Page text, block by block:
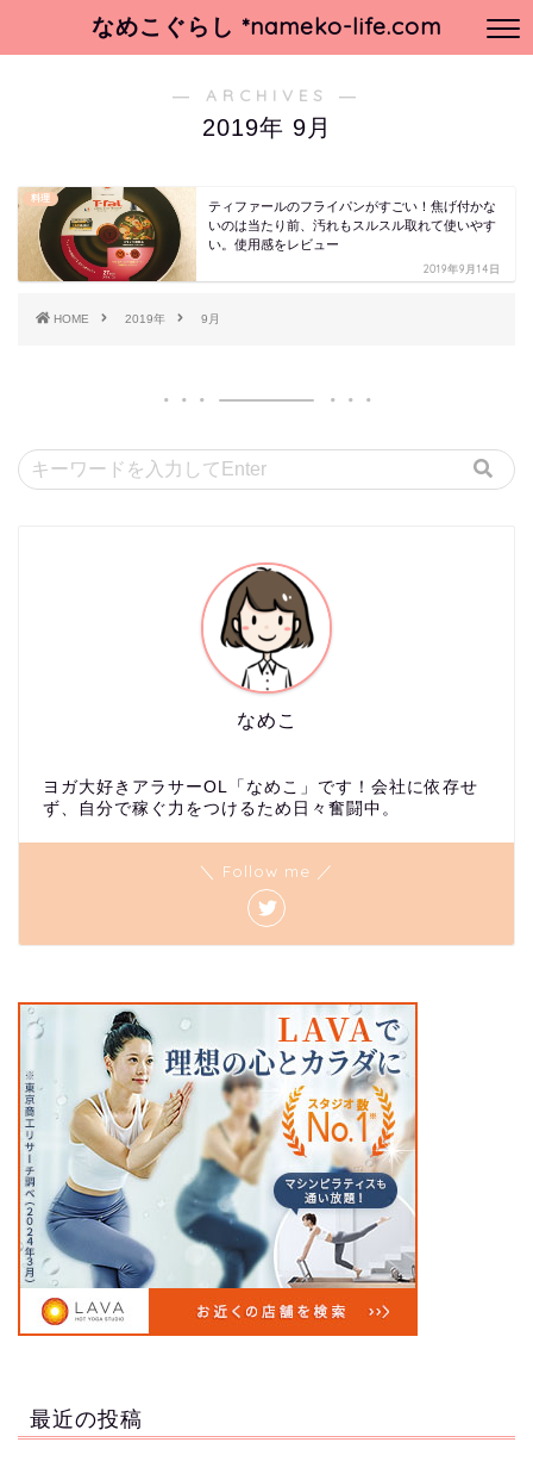
なめこぐらし *nameko-life.com
― ARCHIVES ―
2019年 9月
料理
ティファールのフライパンがすごい！焦げ付かな
いのは当たり前、汚れもスルスル取れて使いやす
い。使用感をレビュー
2019年9月14日
HOME 2019年 9月
なめこ
ヨガ大好きアラサーOL「なめこ」です！会社に依存せ
ず、自分で稼ぐ力をつけるため日々奮闘中。
＼ Follow me ／
最近の投稿